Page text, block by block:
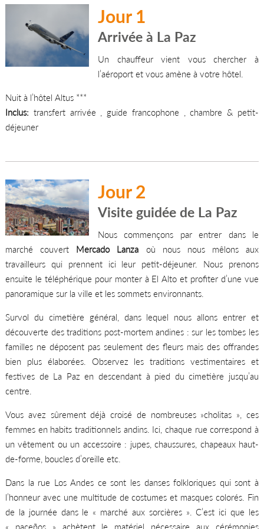
Jour 1
Arrivée à La Paz
Un chauffeur vient vous chercher à
l’aéroport et vous amène à votre hôtel.
Nuit à l’hôtel Altus ***
Inclus: transfert arrivée , guide francophone , chambre & petit-
déjeuner
Jour 2
Visite guidée de La Paz
Nous commençons par entrer dans le
marché couvert Mercado Lanza où nous nous mêlons aux
travailleurs qui prennent ici leur petit-déjeuner. Nous prenons
ensuite le téléphérique pour monter à El Alto et profiter d’une vue
panoramique sur la ville et les sommets environnants.
Survol du cimetière général, dans lequel nous allons entrer et
découverte des traditions post-mortem andines : sur les tombes les
familles ne déposent pas seulement des fleurs mais des offrandes
bien plus élaborées. Observez les traditions vestimentaires et
festives de La Paz en descendant à pied du cimetière jusqu’au
centre.
Vous avez sûrement déjà croisé de nombreuses »cholitas », ces
femmes en habits traditionnels andins. Ici, chaque rue correspond à
un vêtement ou un accessoire : jupes, chaussures, chapeaux haut-
de-forme, boucles d’oreille etc.
Dans la rue Los Andes ce sont les danses folkloriques qui sont à
l’honneur avec une multitude de costumes et masques colorés. Fin
de la journée dans le « marché aux sorcières ». C’est ici que les
« paceños » achètent le matériel nécessaire aux cérémonies